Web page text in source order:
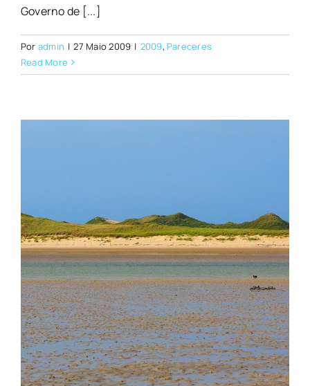
Governo de [...]
Por admin | 27 Maio 2009 | 2009, Pareceres
Read More